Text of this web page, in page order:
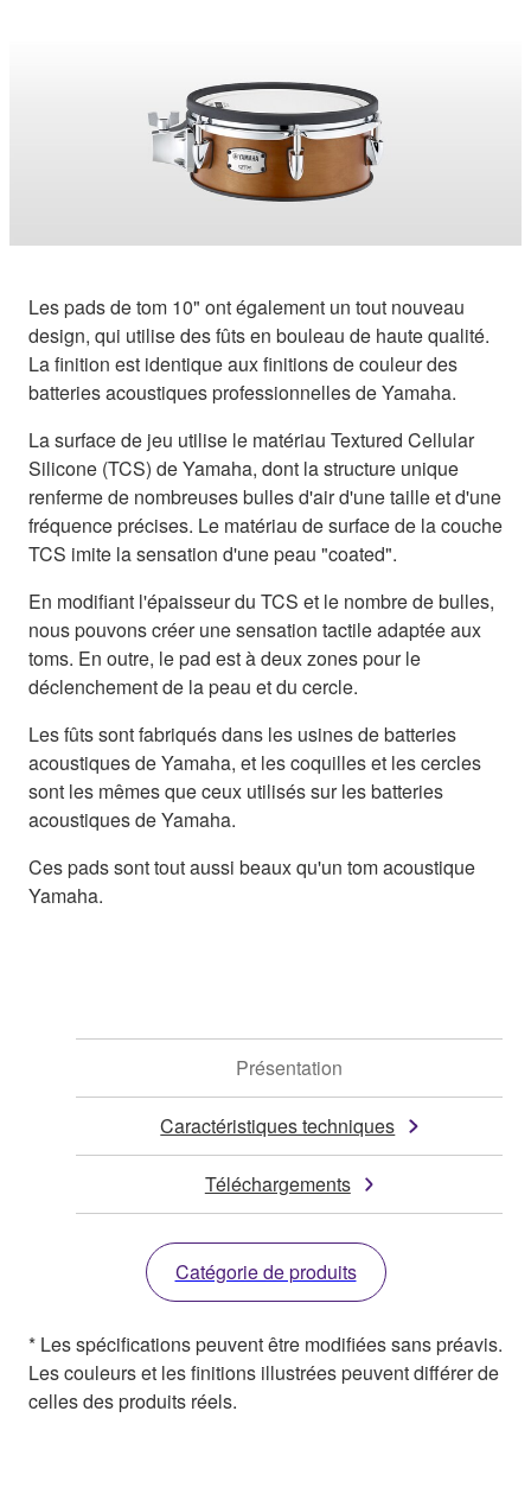
Les pads de tom 10" ont également un tout nouveau
design, qui utilise des fûts en bouleau de haute qualité.
La finition est identique aux finitions de couleur des
batteries acoustiques professionnelles de Yamaha.
La surface de jeu utilise le matériau Textured Cellular
Silicone (TCS) de Yamaha, dont la structure unique
renferme de nombreuses bulles d'air d'une taille et d'une
fréquence précises. Le matériau de surface de la couche
TCS imite la sensation d'une peau "coated".
En modifiant l'épaisseur du TCS et le nombre de bulles,
nous pouvons créer une sensation tactile adaptée aux
toms. En outre, le pad est à deux zones pour le
déclenchement de la peau et du cercle.
Les fûts sont fabriqués dans les usines de batteries
acoustiques de Yamaha, et les coquilles et les cercles
sont les mêmes que ceux utilisés sur les batteries
acoustiques de Yamaha.
Ces pads sont tout aussi beaux qu'un tom acoustique
Yamaha.
Présentation
Caractéristiques techniques
Téléchargements
Catégorie de produits
* Les spécifications peuvent être modifiées sans préavis.
Les couleurs et les finitions illustrées peuvent différer de
celles des produits réels.